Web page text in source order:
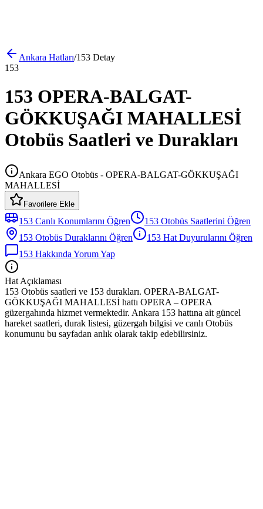
Ankara Hatları/153 Detay
153
153 OPERA-BALGAT-
GÖKKUŞAĞI MAHALLESİ
Otobüs Saatleri ve Durakları
Ankara EGO Otobüs - OPERA-BALGAT-GÖKKUŞAĞI
MAHALLESİ
Favorilere Ekle
153 Canlı Konumlarını Öğren 153 Otobüs Saatlerini Öğren
153 Otobüs Duraklarını Öğren 153 Hat Duyurularını Öğren
153 Hakkında Yorum Yap
Hat Açıklaması
153 Otobüs saatleri ve 153 durakları. OPERA-BALGAT-
GÖKKUŞAĞI MAHALLESİ hattı OPERA – OPERA
güzergahında hizmet vermektedir. Ankara 153 hattına ait güncel
hareket saatleri, durak listesi, güzergah bilgisi ve canlı Otobüs
konumunu bu sayfadan anlık olarak takip edebilirsiniz.